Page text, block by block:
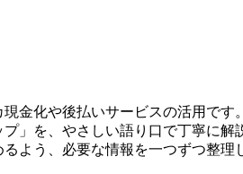
金化や後払いサービスの活用です
」を、やさしい語り口で丁寧に解
よう、必要な情報を一つずつ整理